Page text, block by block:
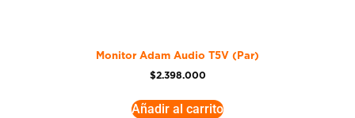
Monitor Adam Audio T5V (Par)
$2.398.000
Añadir al carrito